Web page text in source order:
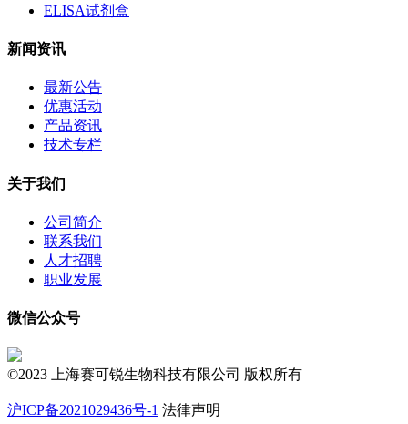
ELISA试剂盒
新闻资讯
最新公告
优惠活动
产品资讯
技术专栏
关于我们
公司简介
联系我们
人才招聘
职业发展
微信公众号
©2023 上海赛可锐生物科技有限公司 版权所有
沪ICP备2021029436号-1 法律声明